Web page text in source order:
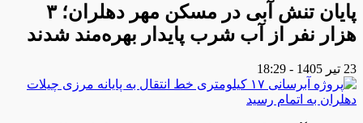
پایان تنش آبی در مسکن مهر دهلران؛ ۳
هزار نفر از آب شرب پایدار بهره‌مند شدند
23 تیر 1405 - 18:29